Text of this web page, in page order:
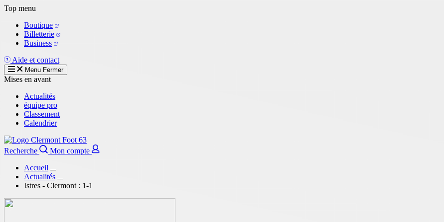
Aller
contenu
principal
Top menu
Boutique
Billetterie
Business
Aide et contact
Menu Fermer
Mises en avant
Actualités
équipe pro
Classement
Calendrier
Recherche
Mon compte
Accueil
Actualités
Istres - Clermont : 1-1